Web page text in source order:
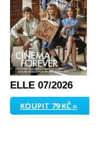
ELLE 07/2026
KOUPIT 79 KČ »